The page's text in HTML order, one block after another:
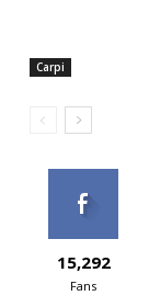
Carpi
15,292
Fans